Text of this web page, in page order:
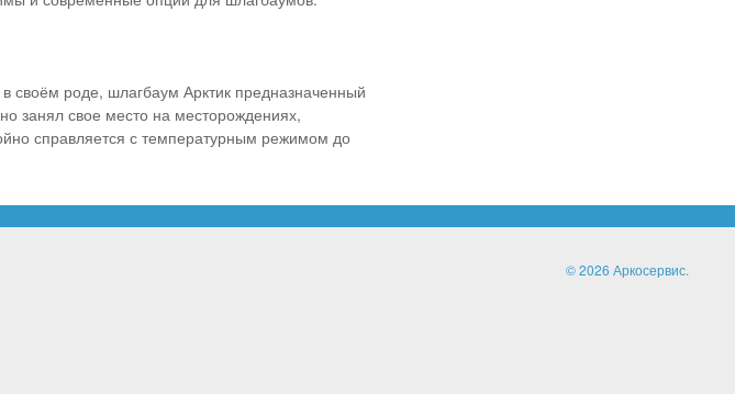
роде, шлагбаум Арктик предназначенный
занял свое место на месторождениях,
справляется с температурным режимом до
© 2026 Аркосервис.